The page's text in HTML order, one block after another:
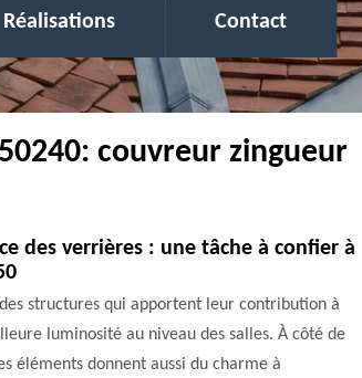
Réalisations Contact
couvreur zingueur
des verrières : une tâche à confier à
structures qui apportent leur contribution à
luminosité au niveau des salles. À côté de
éléments donnent aussi du charme à